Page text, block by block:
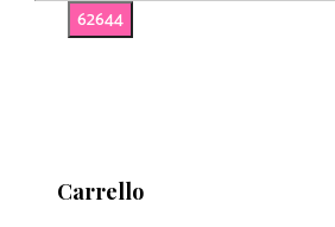
Carrello